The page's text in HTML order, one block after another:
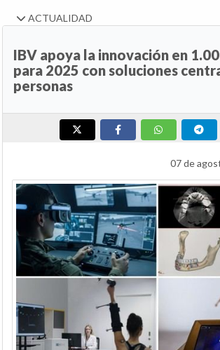
ACTUALIDAD
IBV apoya la innovación en
para 2025 con soluciones
personas
07 de